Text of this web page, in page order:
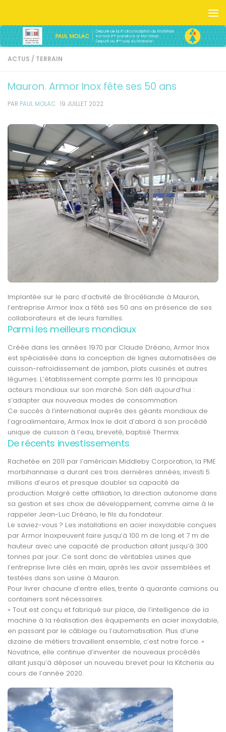
ACTUS / TERRAIN
Mauron. Armor Inox fête ses 50 ans
PAR PAUL MOLAC · 19 JUILLET 2022
Implantée sur le parc d’activité de Brocéliande à Mauron,
l’entreprise Armor Inox a fêté ses 50 ans en présence de ses
collaborateurs et de leurs familles.
Parmi les meilleurs mondiaux
Créée dans les années 1970 par Claude Dréano, Armor Inox
est spécialisée dans la conception de lignes automatisées de
cuisson-refroidissement de jambon, plats cuisinés et autres
légumes. L’établissement compte parmi les 10 principaux
acteurs mondiaux sur son marché. Son défi aujourd’hui :
s’adapter aux nouveaux modes de consommation.
Ce succès à l’international auprès des géants mondiaux de
l’agroalimentaire, Armox Inox le doit d’abord à son procédé
unique de cuisson à l’eau, breveté, baptisé Thermix.
De récents investissements
Rachetée en 2011 par l’américain Middleby Corporation, la PME
morbihannaise a durant ces trois dernières années, investi 5
millions d’euros et presque doubler sa capacité de
production. Malgré cette affiliation, la direction autonome dans
sa gestion et ses choix de développement, comme aime à le
rappeler Jean-Luc Dréano, le fils du fondateur.
Le saviez-vous ? Les installations en acier inoxydable conçues
par Armor Inoxpeuvent faire jusqu’à 100 m de long et 7 m de
hauteur avec une capacité de production allant jusqu’à 300
tonnes par jour. Ce sont donc de véritables usines que
l’entreprise livre clés en main, après les avoir assemblées et
testées dans son usine à Mauron.
Pour livrer chacune d’entre elles, trente à quarante camions ou
containers sont nécessaires.
« Tout est conçu et fabriqué sur place, de l’intelligence de la
machine à la réalisation des équipements en acier inoxydable,
en passant par le câblage ou l’automatisation. Plus d’une
dizaine de métiers travaillent ensemble, c’est notre force. »
Novatrice, elle continue d’inventer de nouveaux procédés
allant jusqu’à déposer un nouveau brevet pour la Kitchenix au
cours de l’année 2020.